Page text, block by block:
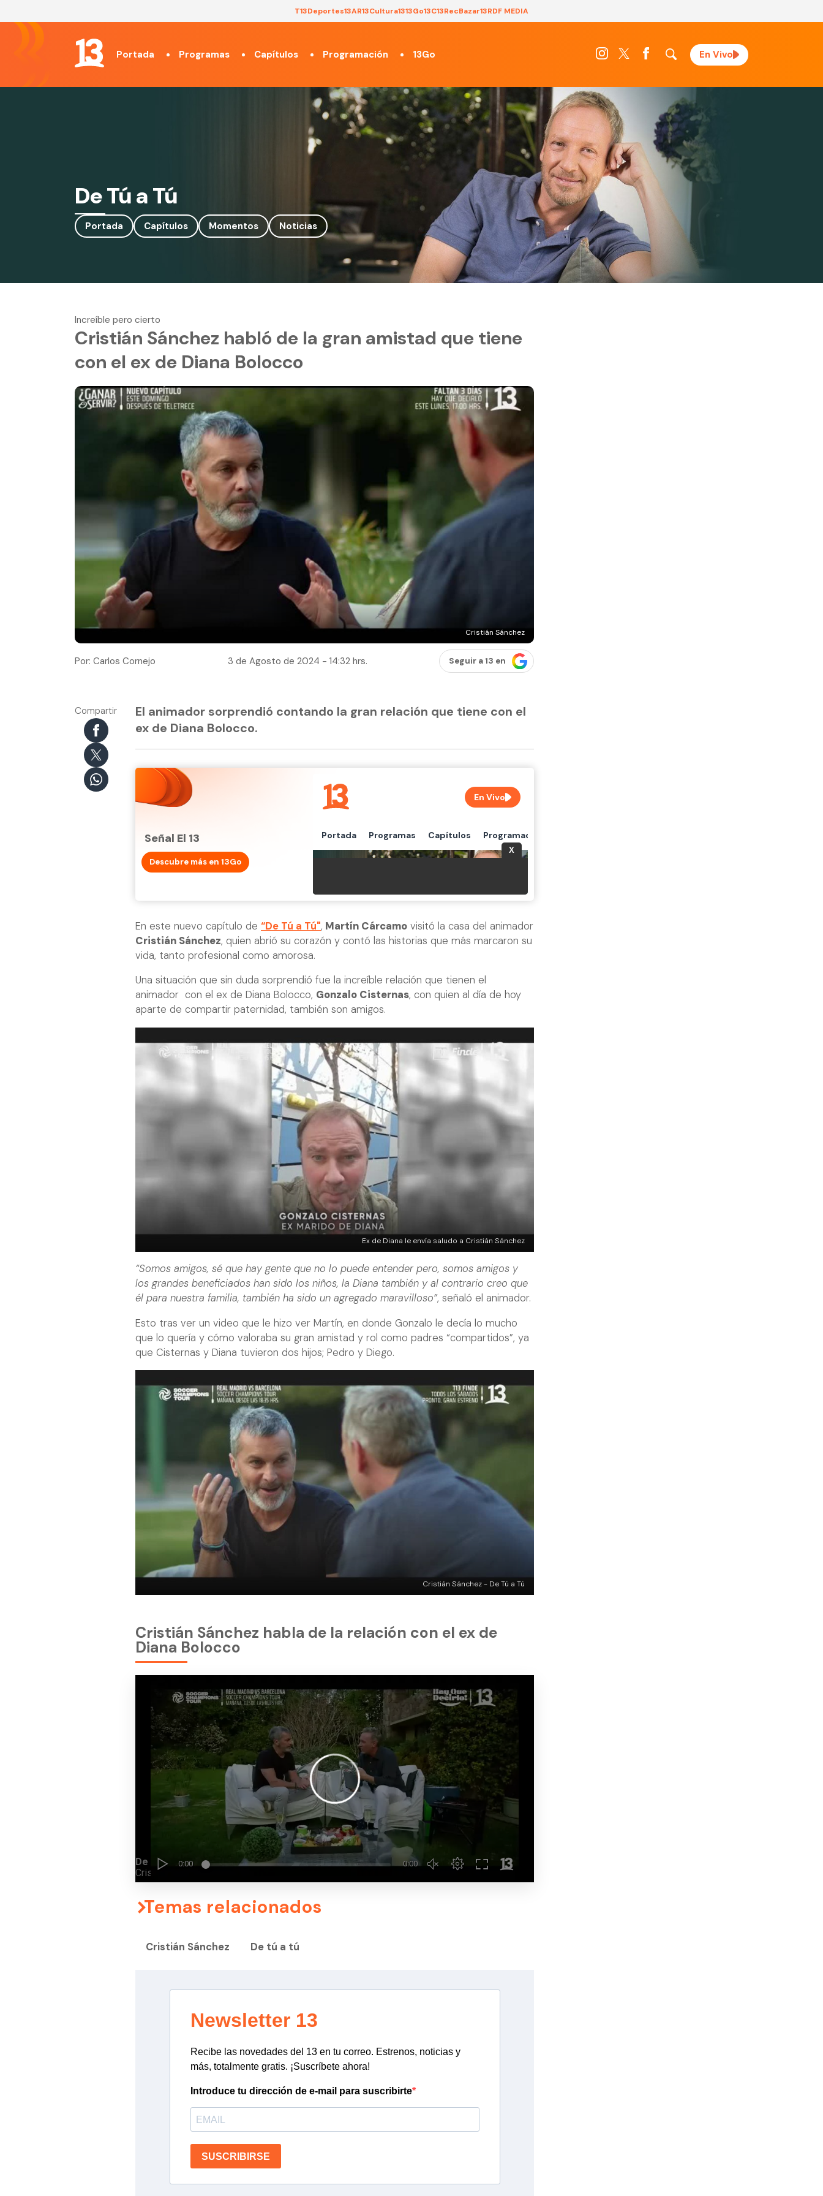
T13Deportes13AR13Cultura1313Go13C13RecBazar13RDF MEDIA
Portada Programas Capítulos Programación 13Go En Vivo
De Tú a Tú
Portada Capítulos Momentos Noticias
Increíble pero cierto
Cristián Sánchez habló de la gran amistad que tiene
con el ex de Diana Bolocco
Cristián Sánchez
Por: Carlos Cornejo 3 de Agosto de 2024 - 14:32 hrs. Seguir a 13 en
Compartir
El animador sorprendió contando la gran relación que tiene con el
ex de Diana Bolocco.
Señal El 13
Descubre más en 13Go
En este nuevo capítulo de “De Tú a Tú", Martín Cárcamo visitó la casa del animador
Cristián Sánchez, quien abrió su corazón y contó las historias que más marcaron su
vida, tanto profesional como amorosa.
Una situación que sin duda sorprendió fue la increíble relación que tienen el
animador con el ex de Diana Bolocco, Gonzalo Cisternas, con quien al día de hoy
aparte de compartir paternidad, también son amigos.
Ex de Diana le envía saludo a Cristián Sánchez
“Somos amigos, sé que hay gente que no lo puede entender pero, somos amigos y
los grandes beneficiados han sido los niños, la Diana también y al contrario creo que
él para nuestra familia, también ha sido un agregado maravilloso”, señaló el animador.
Esto tras ver un video que le hizo ver Martín, en donde Gonzalo le decía lo mucho
que lo quería y cómo valoraba su gran amistad y rol como padres “compartidos”, ya
que Cisternas y Diana tuvieron dos hijos; Pedro y Diego.
Cristián Sánchez - De Tú a Tú
Cristián Sánchez habla de la relación con el ex de
Diana Bolocco
Temas relacionados
Cristián Sánchez De tú a tú
Newsletter 13
Recibe las novedades del 13 en tu correo. Estrenos, noticias y
más, totalmente gratis. ¡Suscríbete ahora!
Introduce tu dirección de e-mail para suscribirte
SUSCRIBIRSE